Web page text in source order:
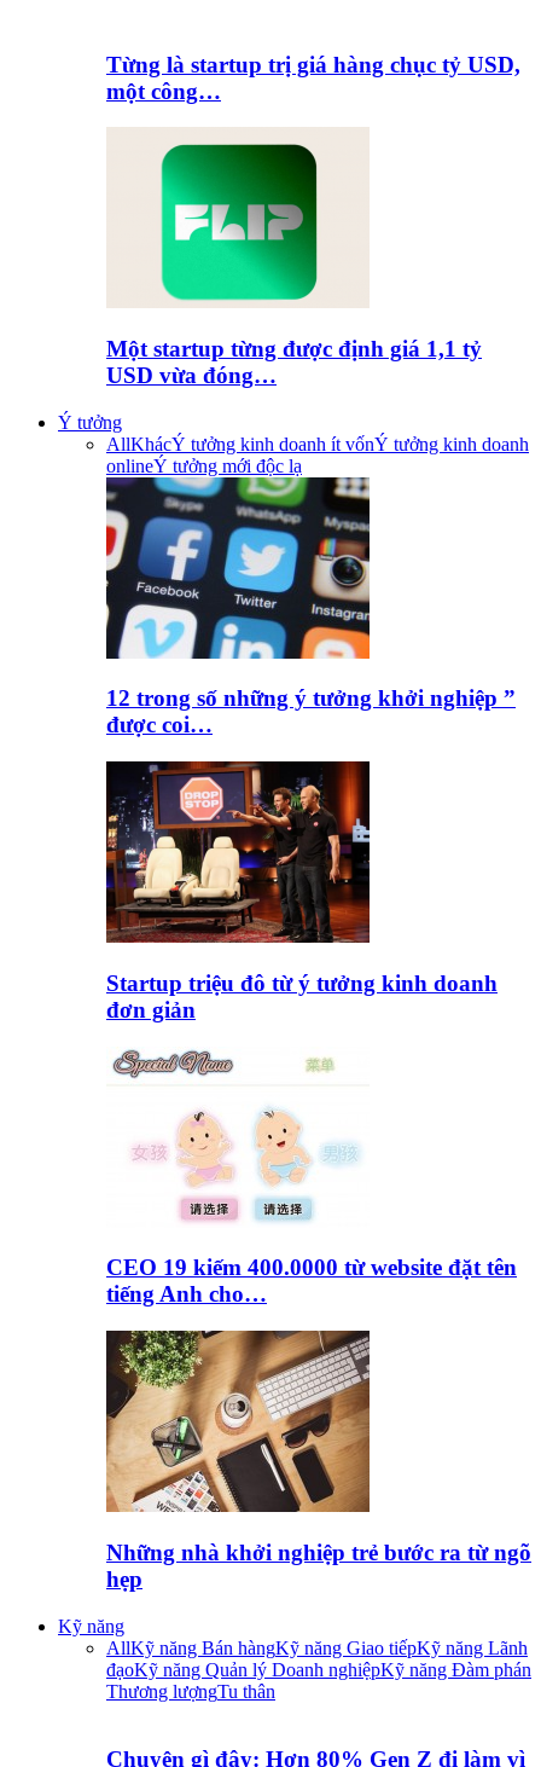
Từng là startup trị giá hàng chục tỷ USD,
một công…
Một startup từng được định giá 1,1 tỷ
USD vừa đóng…
Ý tưởng
AllKhácÝ tưởng kinh doanh ít vốnÝ tưởng kinh doanh
onlineÝ tưởng mới độc lạ
12 trong số những ý tưởng khởi nghiệp ”
được coi…
Startup triệu đô từ ý tưởng kinh doanh
đơn giản
CEO 19 kiếm 400.0000 từ website đặt tên
tiếng Anh cho…
Những nhà khởi nghiệp trẻ bước ra từ ngõ
hẹp
Kỹ năng
AllKỹ năng Bán hàngKỹ năng Giao tiếpKỹ năng Lãnh
đạoKỹ năng Quản lý Doanh nghiệpKỹ năng Đàm phán
Thương lượngTu thân
Chuyện gì đây: Hơn 80% Gen Z đi làm vì